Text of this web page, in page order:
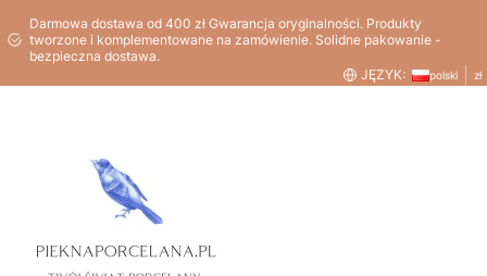
Darmowa dostawa od 400 zł Gwarancja oryginalności. Produkty
tworzone i komplementowane na zamówienie. Solidne pakowanie -
bezpieczna dostawa.
JĘZYK:
polski zł